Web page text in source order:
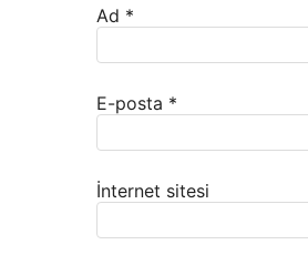
Ad *
E-posta *
İnternet sitesi